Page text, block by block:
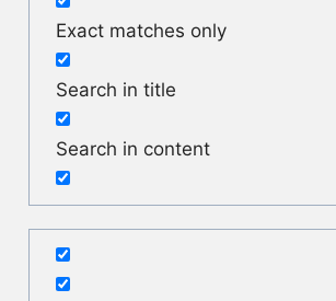
Exact matches only
Search in title
Search in content